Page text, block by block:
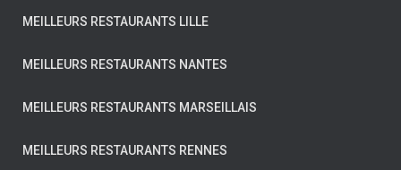
MEILLEURS RESTAURANTS LILLE
MEILLEURS RESTAURANTS NANTES
MEILLEURS RESTAURANTS MARSEILLAIS
MEILLEURS RESTAURANTS RENNES